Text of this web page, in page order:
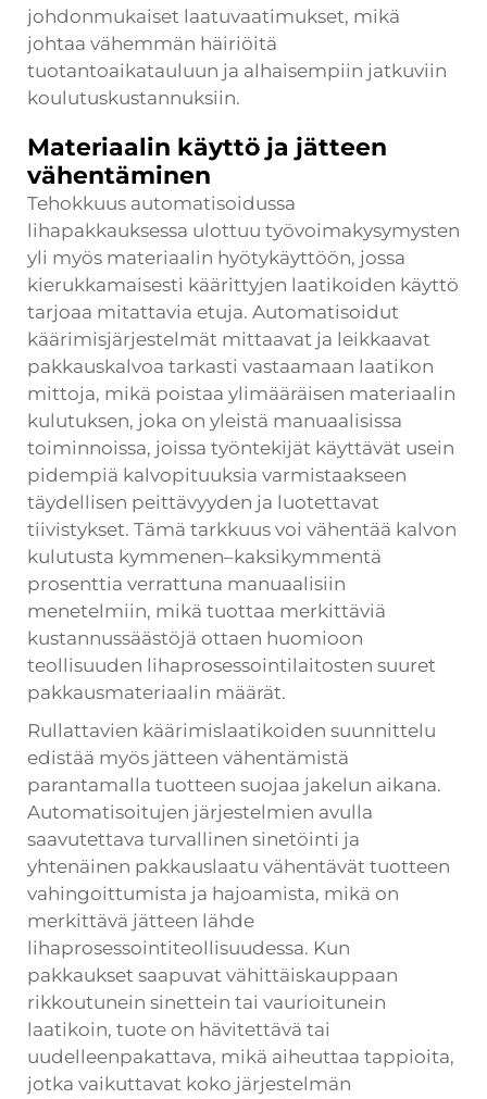
johdonmukaiset laatuvaatimukset, mikä
johtaa vähemmän häiriöitä
tuotantoaikatauluun ja alhaisempiin jatkuviin
koulutuskustannuksiin.
Materiaalin käyttö ja jätteen
vähentäminen
Tehokkuus automatisoidussa
lihapakkauksessa ulottuu työvoimakysymysten
yli myös materiaalin hyötykäyttöön, jossa
kierukkamaisesti käärittyjen laatikoiden käyttö
tarjoaa mitattavia etuja. Automatisoidut
käärimisjärjestelmät mittaavat ja leikkaavat
pakkauskalvoa tarkasti vastaamaan laatikon
mittoja, mikä poistaa ylimääräisen materiaalin
kulutuksen, joka on yleistä manuaalisissa
toiminnoissa, joissa työntekijät käyttävät usein
pidempiä kalvopituuksia varmistaakseen
täydellisen peittävyyden ja luotettavat
tiivistykset. Tämä tarkkuus voi vähentää kalvon
kulutusta kymmenen–kaksikymmentä
prosenttia verrattuna manuaalisiin
menetelmiin, mikä tuottaa merkittäviä
kustannussäästöjä ottaen huomioon
teollisuuden lihaprosessointilaitosten suuret
pakkausmateriaalin määrät.
Rullattavien käärimislaatikoiden suunnittelu
edistää myös jätteen vähentämistä
parantamalla tuotteen suojaa jakelun aikana.
Automatisoitujen järjestelmien avulla
saavutettava turvallinen sinetöinti ja
yhtenäinen pakkauslaatu vähentävät tuotteen
vahingoittumista ja hajoamista, mikä on
merkittävä jätteen lähde
lihaprosessointiteollisuudessa. Kun
pakkaukset saapuvat vähittäiskauppaan
rikkoutunein sinettein tai vaurioitunein
laatikoin, tuote on hävitettävä tai
uudelleenpakattava, mikä aiheuttaa tappioita,
jotka vaikuttavat koko järjestelmän